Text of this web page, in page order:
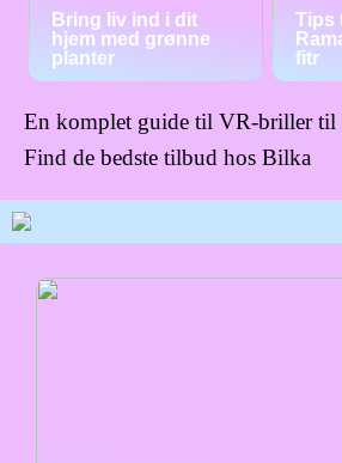
Bring liv ind i dit
hjem med grønne
planter
Tips
fitr
En komplet guide til VR-briller til
Find de bedste tilbud hos Bilka